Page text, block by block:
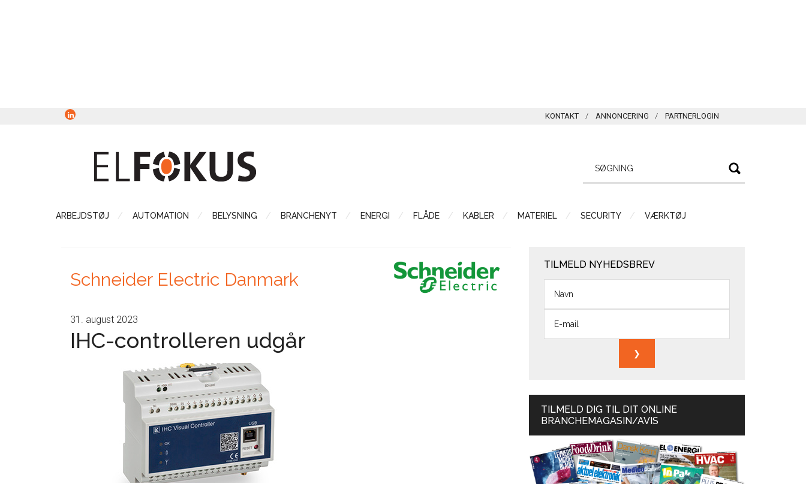
KONTAKT ANNONCERING PARTNERLOGIN
ARBEJDSTØJ AUTOMATION BELYSNING BRANCHENYT ENERGI FLÅDE KABLER MATERIEL SECURITY VÆRKTØJ
Schneider Electric Danmark
31. august 2023
IHC-controlleren udgår
TILMELD NYHEDSBREV
TILMELD DIG TIL DIT ONLINE
BRANCHEMAGASIN/AVIS